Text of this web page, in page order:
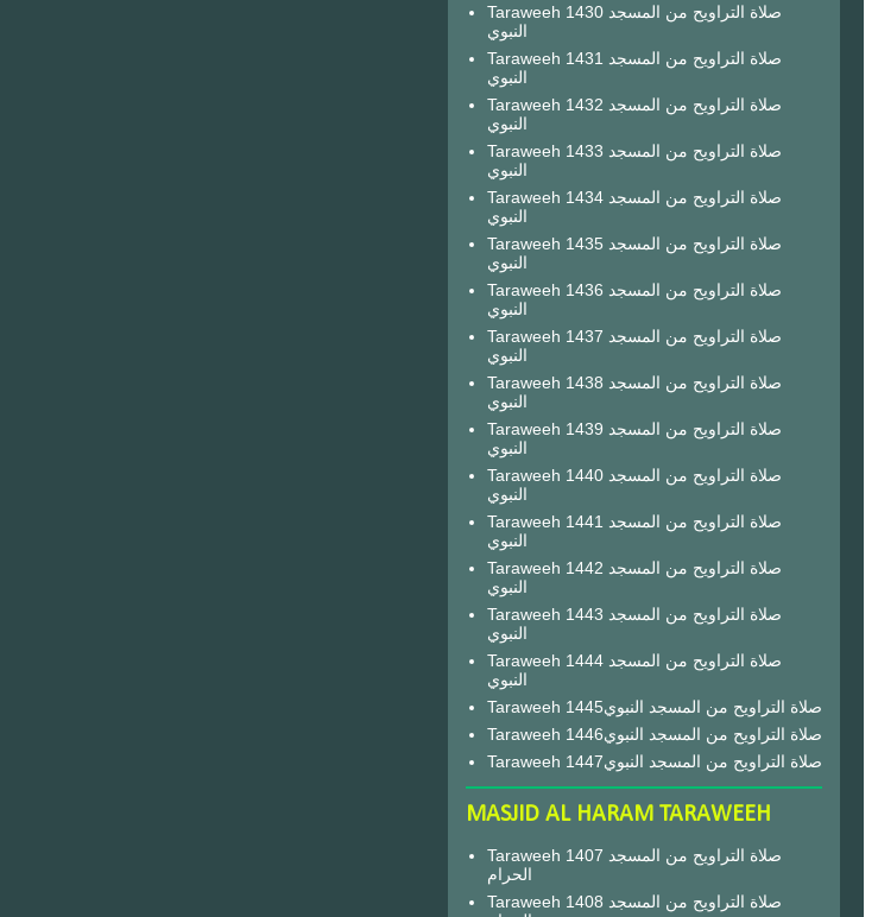
Taraweeh 1430 صلاة التراويح من المسجد
النبوي
Taraweeh 1431 صلاة التراويح من المسجد
النبوي
Taraweeh 1432 صلاة التراويح من المسجد
النبوي
Taraweeh 1433 صلاة التراويح من المسجد
النبوي
Taraweeh 1434 صلاة التراويح من المسجد
النبوي
Taraweeh 1435 صلاة التراويح من المسجد
النبوي
Taraweeh 1436 صلاة التراويح من المسجد
النبوي
Taraweeh 1437 صلاة التراويح من المسجد
النبوي
Taraweeh 1438 صلاة التراويح من المسجد
النبوي
Taraweeh 1439 صلاة التراويح من المسجد
النبوي
Taraweeh 1440 صلاة التراويح من المسجد
النبوي
Taraweeh 1441 صلاة التراويح من المسجد
النبوي
Taraweeh 1442 صلاة التراويح من المسجد
النبوي
Taraweeh 1443 صلاة التراويح من المسجد
النبوي
Taraweeh 1444 صلاة التراويح من المسجد
النبوي
Taraweeh 1445صلاة التراويح من المسجد النبوي
Taraweeh 1446صلاة التراويح من المسجد النبوي
Taraweeh 1447صلاة التراويح من المسجد النبوي
MASJID AL HARAM TARAWEEH
Taraweeh 1407 صلاة التراويح من المسجد
الحرام
Taraweeh 1408 صلاة التراويح من المسجد